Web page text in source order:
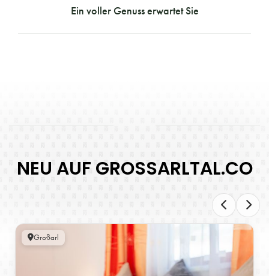
Ein voller Genuss erwartet Sie
NEU AUF GROSSARLTAL.CO
Großarl